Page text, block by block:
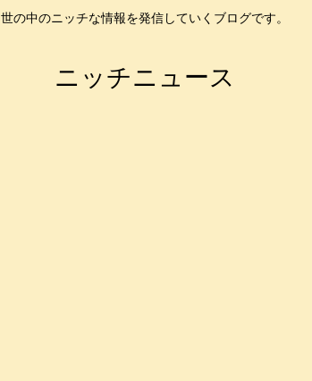
世の中のニッチな情報を発信していくブログです。
ニッチニュース